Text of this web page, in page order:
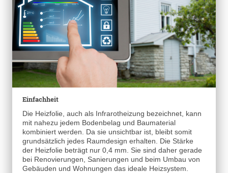
Einfachheit
Die Heizfolie, auch als Infrarotheizung bezeichnet, kann
mit nahezu jedem Bodenbelag und Baumaterial
kombiniert werden. Da sie unsichtbar ist, bleibt somit
grundsätzlich jedes Raumdesign erhalten. Die Stärke
der Heizfolie beträgt nur 0,4 mm. Sie sind daher gerade
bei Renovierungen, Sanierungen und beim Umbau von
Gebäuden und Wohnungen das ideale Heizsystem.